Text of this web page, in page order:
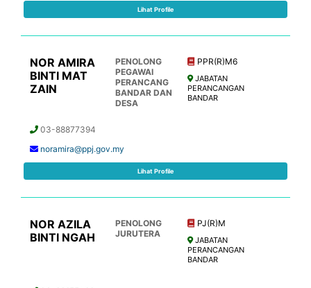
Lihat Profile
NOR AMIRA
BINTI MAT
ZAIN
PENOLONG
PEGAWAI
PERANCANG
BANDAR DAN
DESA
PPR(R)M6
JABATAN
PERANCANGAN
BANDAR
03-88877394
noramira@ppj.gov.my
Lihat Profile
NOR AZILA
BINTI NGAH
PENOLONG
JURUTERA
PJ(R)M
JABATAN
PERANCANGAN
BANDAR